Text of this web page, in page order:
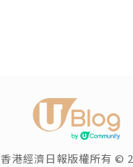
香港經濟日報版權所有 ©